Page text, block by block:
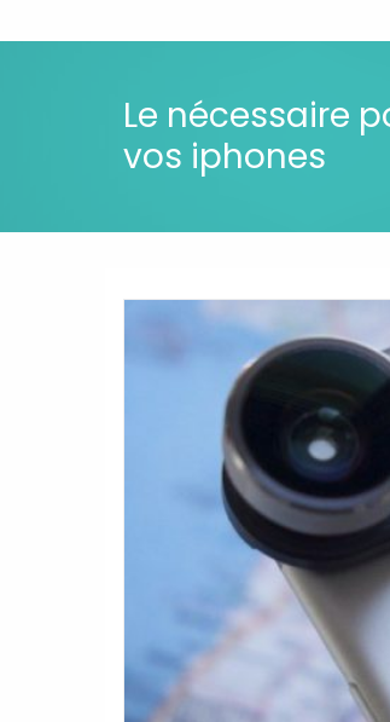
Le nécessaire
vos iphones